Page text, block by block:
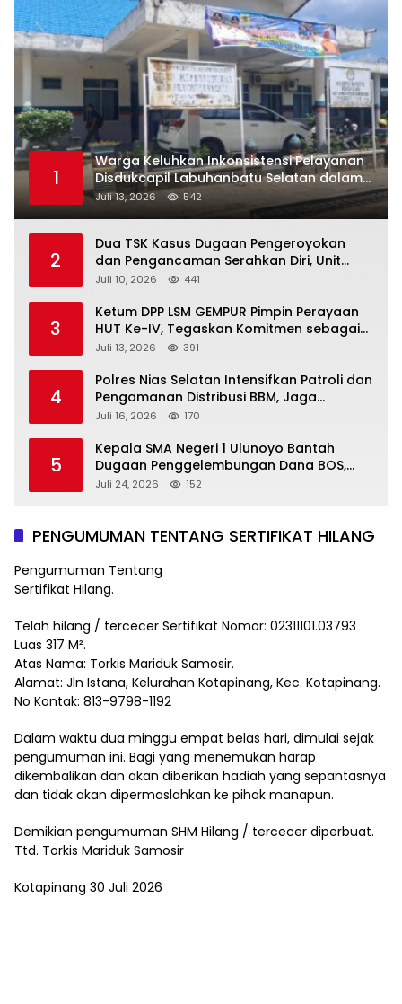
1
Warga Keluhkan Inkonsistensi Pelayanan
Disdukcapil Labuhanbatu Selatan dalam
Pengurusan KK Rusak
Juli 13, 2026 542
2
Dua TSK Kasus Dugaan Pengeroyokan
dan Pengancaman Serahkan Diri, Unit
Reskrim Polsek Lolowau Tuntaskan
Juli 10, 2026 441
3
Ketum DPP LSM GEMPUR Pimpin Perayaan
HUT Ke-IV, Tegaskan Komitmen sebagai
Mitra Pemerintah dan Corong Aspirasi
Juli 13, 2026 391
4
Polres Nias Selatan Intensifkan Patroli dan
Pengamanan Distribusi BBM, Jaga
Ketertiban di SPBU
Juli 16, 2026 170
5
Kepala SMA Negeri 1 Ulunoyo Bantah
Dugaan Penggelembungan Dana BOS,
Tegaskan Pemberitaan Tidak Benar
Juli 24, 2026 152
PENGUMUMAN TENTANG SERTIFIKAT HILANG
Pengumuman Tentang
Sertifikat Hilang.
Telah hilang / tercecer Sertifikat Nomor: 02311101.03793
Luas 317 M².
Atas Nama: Torkis Mariduk Samosir.
Alamat: Jln Istana, Kelurahan Kotapinang, Kec. Kotapinang.
No Kontak: 813-9798-1192
Dalam waktu dua minggu empat belas hari, dimulai sejak
pengumuman ini. Bagi yang menemukan harap
dikembalikan dan akan diberikan hadiah yang sepantasnya
dan tidak akan dipermaslahkan ke pihak manapun.
Demikian pengumuman SHM Hilang / tercecer diperbuat.
Ttd. Torkis Mariduk Samosir
Kotapinang 30 Juli 2026